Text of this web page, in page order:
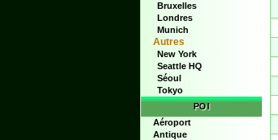
Bruxelles
Londres
Munich
Autres
New York
Seattle HQ
Séoul
Tokyo
POI
Aéroport
Antique